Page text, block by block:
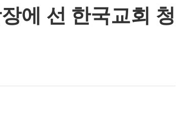
에 선 한국교회 청